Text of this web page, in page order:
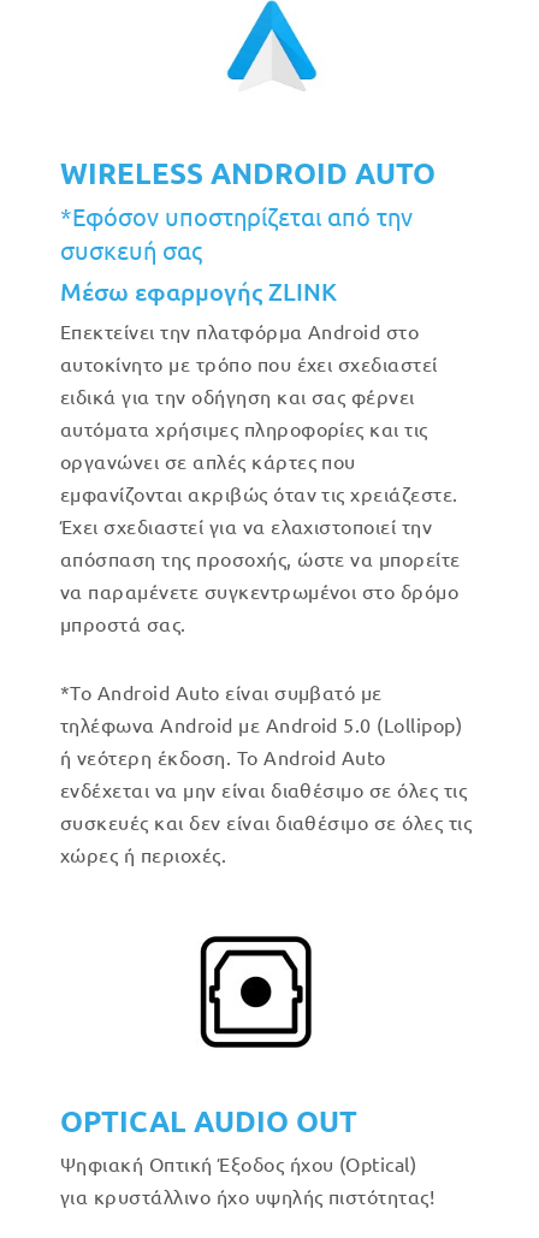
WIRELESS ANDROID AUTO
*Εφόσον υποστηρίζεται από την
συσκευή σας
Μέσω εφαρμογής ZLINK
Επεκτείνει την πλατφόρμα Android στο
αυτοκίνητο με τρόπο που έχει σχεδιαστεί
ειδικά για την οδήγηση και σας φέρνει
αυτόματα χρήσιμες πληροφορίες και τις
οργανώνει σε απλές κάρτες που
εμφανίζονται ακριβώς όταν τις χρειάζεστε.
Έχει σχεδιαστεί για να ελαχιστοποιεί την
απόσπαση της προσοχής, ώστε να μπορείτε
να παραμένετε συγκεντρωμένοι στο δρόμο
μπροστά σας.
*Το Android Auto είναι συμβατό με
τηλέφωνα Android με Android 5.0 (Lollipop)
ή νεότερη έκδοση. Το Android Auto
ενδέχεται να μην είναι διαθέσιμο σε όλες τις
συσκευές και δεν είναι διαθέσιμο σε όλες τις
χώρες ή περιοχές.
OPTICAL AUDIO OUT
Ψηφιακή Οπτική Έξοδος ήχου (Optical)
για κρυστάλλινο ήχο υψηλής πιστότητας!